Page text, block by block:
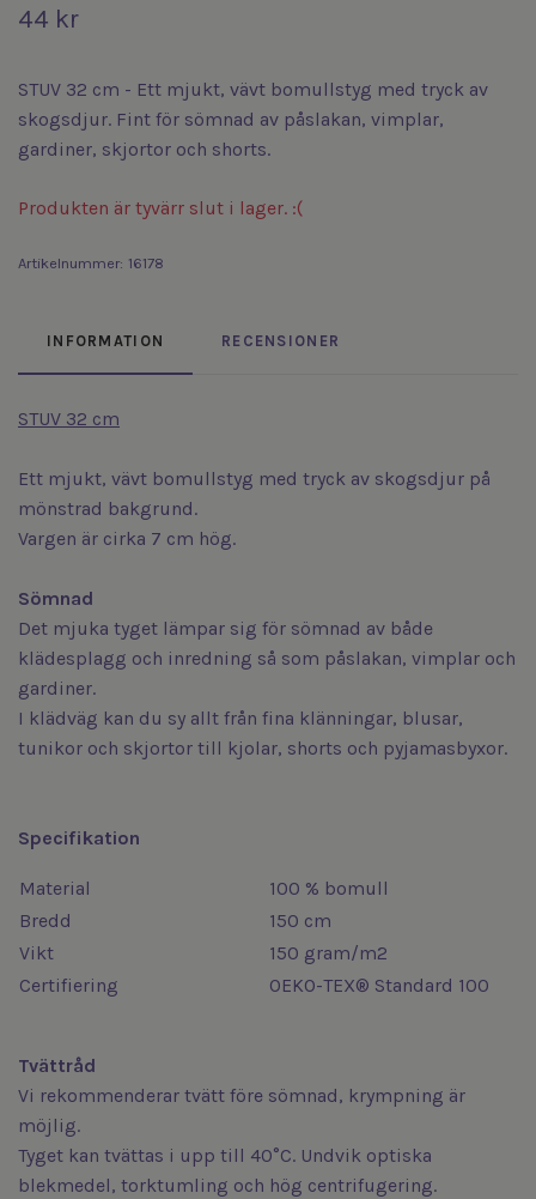
44 kr
STUV 32 cm - Ett mjukt, vävt bomullstyg med tryck av
skogsdjur. Fint för sömnad av påslakan, vimplar,
gardiner, skjortor och shorts.
Produkten är tyvärr slut i lager. :(
Artikelnummer: 16178
INFORMATION RECENSIONER
STUV 32 cm
Ett mjukt, vävt bomullstyg med tryck av skogsdjur på
mönstrad bakgrund.
Vargen är cirka 7 cm hög.
Sömnad
Det mjuka tyget lämpar sig för sömnad av både
klädesplagg och inredning så som påslakan, vimplar och
gardiner.
I klädväg kan du sy allt från fina klänningar, blusar,
tunikor och skjortor till kjolar, shorts och pyjamasbyxor.
Specifikation
Material
100 % bomull
Bredd
150 cm
Vikt
150 gram/m2
Certifiering
OEKO-TEX® Standard 100
Tvättråd
Vi rekommenderar tvätt före sömnad, krympning är
möjlig.
Tyget kan tvättas i upp till 40°C. Undvik optiska
blekmedel, torktumling och hög centrifugering.